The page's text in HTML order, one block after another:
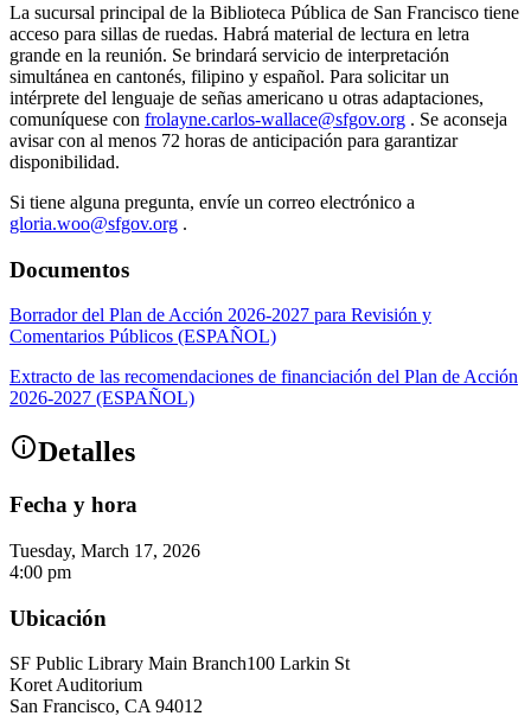
La sucursal principal de la Biblioteca Pública de San Francisco tiene
acceso para sillas de ruedas. Habrá material de lectura en letra
grande en la reunión. Se brindará servicio de interpretación
simultánea en cantonés, filipino y español. Para solicitar un
intérprete del lenguaje de señas americano u otras adaptaciones,
comuníquese con frolayne.carlos-wallace@sfgov.org . Se aconseja
avisar con al menos 72 horas de anticipación para garantizar
disponibilidad.
Si tiene alguna pregunta, envíe un correo electrónico a
gloria.woo@sfgov.org .
Documentos
Borrador del Plan de Acción 2026-2027 para Revisión y
Comentarios Públicos (ESPAÑOL)
Extracto de las recomendaciones de financiación del Plan de Acción
2026-2027 (ESPAÑOL)
Detalles
Fecha y hora
Tuesday, March 17, 2026
4:00 pm
Ubicación
SF Public Library Main Branch100 Larkin St
Koret Auditorium
San Francisco, CA 94012